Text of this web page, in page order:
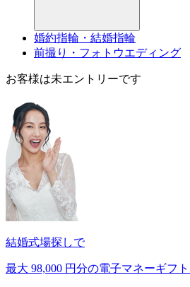
婚約指輪・結婚指輪
前撮り・フォトウエディング
お客様は未エントリーです
結婚式場探しで
最大 98,000 円分の電子マネーギフ